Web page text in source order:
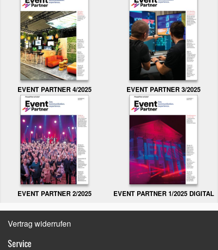
EVENT PARTNER 4/2025 EVENT PARTNER 3/2025
EVENT PARTNER 2/2025 EVENT PARTNER 1/2025 DIGITAL
Vertrag widerrufen
Service